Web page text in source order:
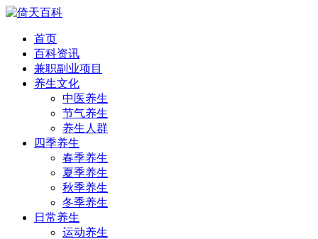
首页
百科资讯
兼职副业项目
养生文化
中医养生
节气养生
养生人群
四季养生
春季养生
夏季养生
秋季养生
冬季养生
日常养生
运动养生